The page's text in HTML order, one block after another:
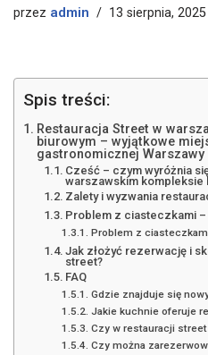
przez admin 13 sierpnia, 2025
Spis treści:
Restauracja Street w
biurowym – wyjątkowe
gastronomicznej Warszawy
Cześć – czym wyróżnia
warszawskim kompleksie
Zalety i wyzwania
Problem z ciasteczkami
Problem z
Jak złożyć rezerwację i
street?
FAQ
Gdzie znajduje się
Jakie kuchnie oferuje
Czy w restauracji
Czy można